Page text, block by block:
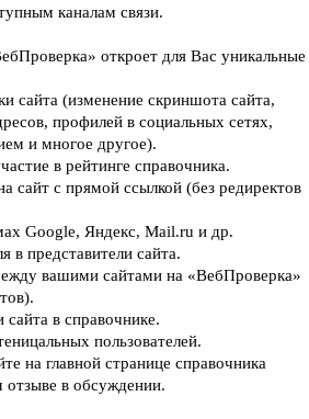
каналам связи.
откроет для Вас уникальные
сайта (изменение скриншота сайта,
профилей в социальных сетях,
и многое другое).
в рейтинге справочника.
сайт с прямой ссылкой (без редиректов
Google, Яндекс, Mail.ru и др.
в представители сайта.
вашими сайтами на «ВебПроверка»
в справочнике.
пользователей.
на главной странице справочника
в обсуждении.